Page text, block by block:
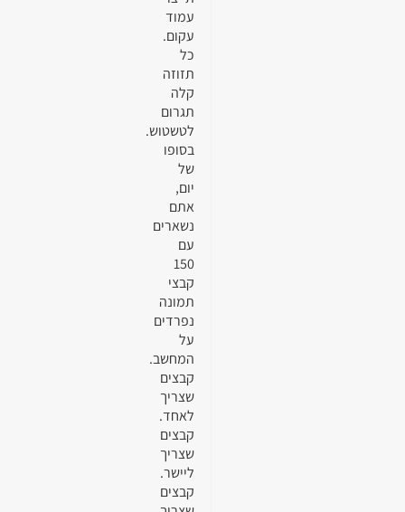
עמוד
עקום.
כל
תזוזה
קלה
תגרום
לטשטוש.
בסופו
של
יום,
אתם
נשארים
עם
150
קבצי
תמונה
נפרדים
על
המחשב.
קבצים
שצריך
לאחד.
קבצים
שצריך
ליישר.
קבצים